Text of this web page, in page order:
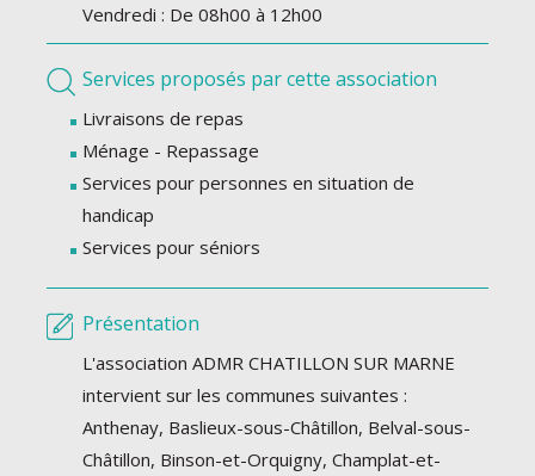
Vendredi : De 08h00 à 12h00
Services proposés par cette association
Livraisons de repas
Ménage - Repassage
Services pour personnes en situation de
handicap
Services pour séniors
Présentation
L'association ADMR CHATILLON SUR MARNE
intervient sur les communes suivantes :
Anthenay, Baslieux-sous-Châtillon, Belval-sous-
Châtillon, Binson-et-Orquigny, Champlat-et-